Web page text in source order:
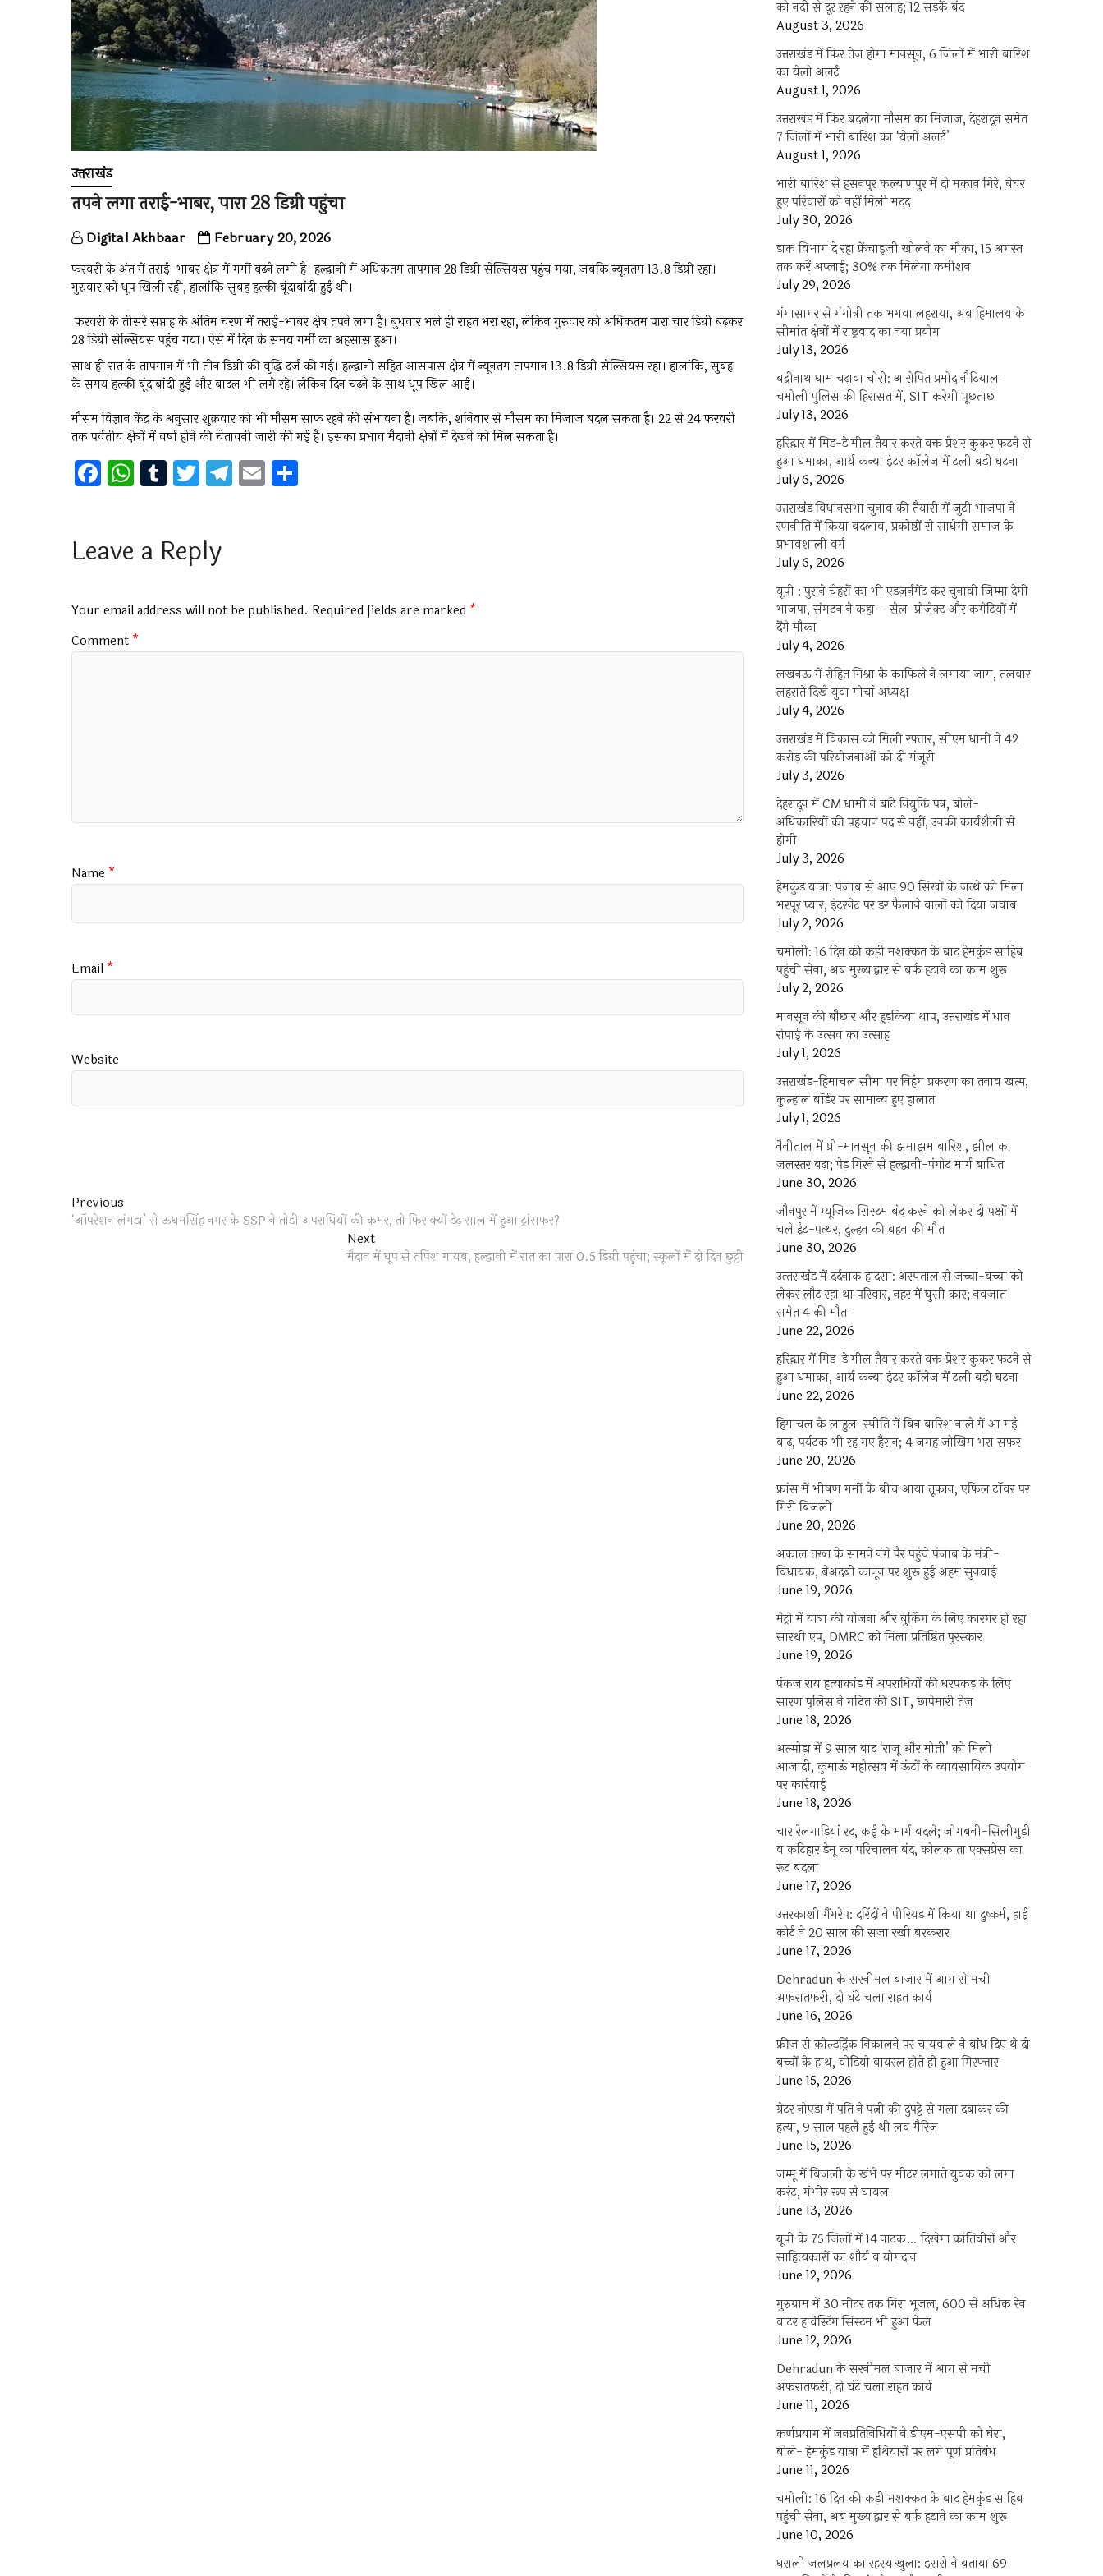
उत्तराखंड
तपने लगा तराई-भाबर, पारा 28 डिग्री पहुंचा
Digital Akhbaar February 20, 2026
फरवरी के अंत में तराई-भाबर क्षेत्र में गर्मी बढ़ने लगी है। हल्द्वानी में अधिकतम तापमान 28 डिग्री सेल्सियस पहुंच गया, जबकि न्यूनतम 13.8 डिग्री रहा।
गुरुवार को धूप खिली रही, हालांकि सुबह हल्की बूंदाबांदी हुई थी।
फरवरी के तीसरे सप्ताह के अंतिम चरण में तराई-भाबर क्षेत्र तपने लगा है। बुधवार भले ही राहत भरा रहा, लेकिन गुरुवार को अधिकतम पारा चार डिग्री बढ़कर
28 डिग्री सेल्सियस पहुंच गया। ऐसे में दिन के समय गर्मी का अहसास हुआ।
साथ ही रात के तापमान में भी तीन डिग्री की वृद्धि दर्ज की गई। हल्द्वानी सहित आसपास क्षेत्र में न्यूनतम तापमान 13.8 डिग्री सेल्सियस रहा। हालांकि, सुबह
के समय हल्की बूंदाबांदी हुई और बादल भी लगे रहे। लेकिन दिन चढ़ने के साथ धूप खिल आई।
मौसम विज्ञान केंद्र के अनुसार शुक्रवार को भी मौसम साफ रहने की संभावना है। जबकि, शनिवार से मौसम का मिजाज बदल सकता है। 22 से 24 फरवरी
तक पर्वतीय क्षेत्रों में वर्षा होने की चेतावनी जारी की गई है। इसका प्रभाव मैदानी क्षेत्रों में देखने को मिल सकता है।
F
a
b
o
k
W
h
s
p
p
T
u
bl
T
wi
er
T
el
m
E
m
Leave a Reply
Your email address will not be published. Required fields are marked *
Comment *
Name *
Email *
Website
Post
navigation
Previous
post:
‘ऑपरेशन लंगड़ा’ से ऊधमसिंह नगर के SSP ने तोड़ी अपराधियों की कमर, तो फिर क्यों डेढ़ साल में हुआ ट्रांसफर?
NextNext
post:
मैदान में धूप से तपिश गायब, हल्‍द्वानी में रात का पारा 0.5 डिग्री पहुंचा; स्कूलों में दो दिन छुट्टी
को नदी से दूर रहने की सलाह; 12 सड़कें बंद
August 3, 2026
उत्तराखंड में फिर तेज होगा मानसून, 6 जिलों में भारी बारिश
का येलो अलर्ट
August 1, 2026
उत्तराखंड में फिर बदलेगा मौसम का मिजाज, देहरादून समेत
7 जिलों में भारी बारिश का ‘येलो अलर्ट’
August 1, 2026
भारी बारिश से हसनपुर कल्याणपुर में दो मकान गिरे, बेघर
हुए परिवारों को नहीं मिली मदद
July 30, 2026
डाक विभाग दे रहा फ्रेंचाइजी खोलने का मौका, 15 अगस्त
तक करें अप्लाई; 30% तक मिलेगा कमीशन
July 29, 2026
गंगासागर से गंगोत्री तक भगवा लहराया, अब हिमालय के
सीमांत क्षेत्रों में राष्ट्रवाद का नया प्रयोग
July 13, 2026
बद्रीनाथ धाम चढ़ावा चोरी: आरोपित प्रमोद नौटियाल
चमोली पुलिस की हिरासत में, SIT करेगी पूछताछ
July 13, 2026
हरिद्वार में मिड-डे मील तैयार करते वक्त प्रेशर कुकर फटने से
हुआ धमाका, आर्य कन्या इंटर कॉलेज में टली बड़ी घटना
July 6, 2026
उत्तराखंंड विधानसभा चुनाव की तैयारी में जुटी भाजपा ने
रणनीति में किया बदलाव, प्रकोष्ठों से साधेगी समाज के
प्रभावशाली वर्ग
July 6, 2026
यूपी : पुराने चेहरों का भी एडजर्नमेंट कर चुनावी जिम्मा देगी
भाजपा, संगठन ने कहा – सेल-प्रोजेक्ट और कमेटियों में
देंगे मौका
July 4, 2026
लखनऊ में रोहित मिश्रा के काफिले ने लगाया जाम, तलवार
लहराते दिखे युवा मोर्चा अध्यक्ष
July 4, 2026
उत्तराखंड में विकास को मिली रफ्तार, सीएम धामी ने 42
करोड़ की परियोजनाओं को दी मंजूरी
July 3, 2026
देहरादून में CM धामी ने बांटे नियुक्ति पत्र, बोले-
अधिकारियों की पहचान पद से नहीं, उनकी कार्यशैली से
होगी
July 3, 2026
हेमकुंड यात्रा: पंजाब से आए 90 सिखों के जत्थे को मिला
भरपूर प्यार, इंटरनेट पर डर फैलाने वालों को दिया जवाब
July 2, 2026
चमोली: 16 दिन की कड़ी मशक्कत के बाद हेमकुंड साहिब
पहुंची सेना, अब मुख्य द्वार से बर्फ हटाने का काम शुरू
July 2, 2026
मानसून की बौछार और हुड़किया थाप, उत्तराखंड में धान
रोपाई के उत्सव का उत्साह
July 1, 2026
उत्तराखंड-हिमाचल सीमा पर निहंग प्रकरण का तनाव खत्म,
कुल्हाल बॉर्डर पर सामान्य हुए हालात
July 1, 2026
नैनीताल में प्री-मानसून की झमाझम बारिश, झील का
जलस्तर बढ़ा; पेड़ गिरने से हल्द्वानी-पंगोट मार्ग बाधित
June 30, 2026
जौनपुर में म्यूजिक सिस्टम बंद करने को लेकर दो पक्षों में
चले ईंट-पत्थर, दुल्हन की बहन की मौत
June 30, 2026
उत्‍तराखंड में दर्दनाक हादसा: अस्पताल से जच्चा-बच्चा को
लेकर लौट रहा था परिवार, नहर में घुसी कार; नवजात
समेत 4 की मौत
June 22, 2026
हरिद्वार में मिड-डे मील तैयार करते वक्त प्रेशर कुकर फटने से
हुआ धमाका, आर्य कन्या इंटर कॉलेज में टली बड़ी घटना
June 22, 2026
हिमाचल के लाहुल-स्पीति में बिन बारिश नाले में आ गई
बाढ़, पर्यटक भी रह गए हैरान; 4 जगह जोखिम भरा सफर
June 20, 2026
फ्रांस में भीषण गर्मी के बीच आया तूफान, एफिल टॉवर पर
गिरी बिजली
June 20, 2026
अकाल तख्त के सामने नंगे पैर पहुंचे पंजाब के मंत्री-
विधायक, बेअदबी कानून पर शुरू हुई अहम सुनवाई
June 19, 2026
मेट्रो में यात्रा की योजना और बुकिंग के लिए कारगर हो रहा
सारथी एप, DMRC को मिला प्रतिष्ठित पुरस्कार
June 19, 2026
पंकज राय हत्याकांड में अपराधियों की धरपकड़ के लिए
सारण पुलिस ने गठित की SIT, छापेमारी तेज
June 18, 2026
अल्मोड़ा में 9 साल बाद ‘राजू और मोती’ को मिली
आजादी, कुमाऊं महोत्सव में ऊंटों के व्यावसायिक उपयोग
पर कार्रवाई
June 18, 2026
चार रेलगाड़ियां रद, कई के मार्ग बदले; जोगबनी-सिलीगुड़ी
व कटिहार डेमू का परिचालन बंद, कोलकाता एक्सप्रेस का
रूट बदला
June 17, 2026
उत्तरकाशी गैंगरेप: दरिंदों ने पीरियड में किया था दुष्कर्म, हाई
कोर्ट ने 20 साल की सजा रखी बरकरार
June 17, 2026
Dehradun के सरनीमल बाजार में आग से मची
अफरातफरी, दो घंटे चला राहत कार्य
June 16, 2026
फ्रीज से कोल्डड्रिंक निकालने पर चायवाले ने बांध दिए थे दो
बच्चों के हाथ, वीडियो वायरल होते ही हुआ गिरफ्तार
June 15, 2026
ग्रेटर नोएडा में पति ने पत्नी की दुपट्टे से गला दबाकर की
हत्या, 9 साल पहले हुई थी लव मैरिज
June 15, 2026
जम्मू में बिजली के खंभे पर मीटर लगाते युवक को लगा
करंट, गंभीर रूप से घायल
June 13, 2026
यूपी के 75 जिलों में 14 नाटक… दिखेगा क्रांतिवीरों और
साहित्यकारों का शौर्य व योगदान
June 12, 2026
गुरुग्राम में 30 मीटर तक गिरा भूजल, 600 से अधिक रेन
वाटर हार्वेस्टिंग सिस्टम भी हुआ फेल
June 12, 2026
Dehradun के सरनीमल बाजार में आग से मची
अफरातफरी, दो घंटे चला राहत कार्य
June 11, 2026
कर्णप्रयाग में जनप्रतिनिधियों ने डीएम-एसपी को घेरा,
बोले- हेमकुंड यात्रा में हथियारों पर लगे पूर्ण प्रतिबंध
June 11, 2026
चमोली: 16 दिन की कड़ी मशक्कत के बाद हेमकुंड साहिब
पहुंची सेना, अब मुख्य द्वार से बर्फ हटाने का काम शुरू
June 10, 2026
धराली जलप्रलय का रहस्य खुला: इसरो ने बताया 69